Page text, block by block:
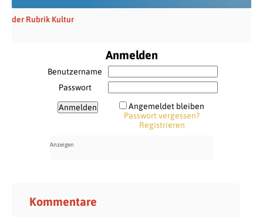
der Rubrik Kultur
Anmelden
Benutzername
Passwort
Angemeldet bleiben
Passwort vergessen?
Registrieren
Kommentare